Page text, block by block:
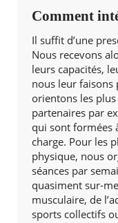
Comment
Il suffit d’une
Nous recevons
leurs capacités,
nous leur faisons
orientons les plus
partenaires par
qui sont formées
charge. Pour les
physique, nous
séances par
quasiment sur-
musculaire, de
sports collectifs